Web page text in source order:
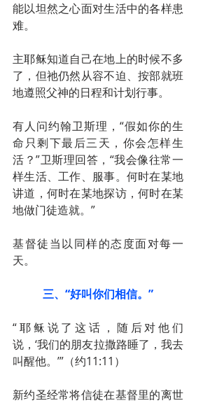
能以坦然之心面对生活中的各样患
难。
主耶稣知道自己在地上的时候不多
了，但祂仍然从容不迫、按部就班
地遵照父神的日程和计划行事。
有人问约翰卫斯理，“假如你的生
命只剩下最后三天，你会怎样生
活？”卫斯理回答，“我会像往常一
样生活、工作、服事。何时在某地
讲道，何时在某地探访，何时在某
地做门徒造就。”
基督徒当以同样的态度面对每一
天。
三、“好叫你们相信。”
“耶稣说了这话，随后对他们
说，‘我们的朋友拉撒路睡了，我去
叫醒他。’”（约11:11）
新约圣经常将信徒在基督里的离世